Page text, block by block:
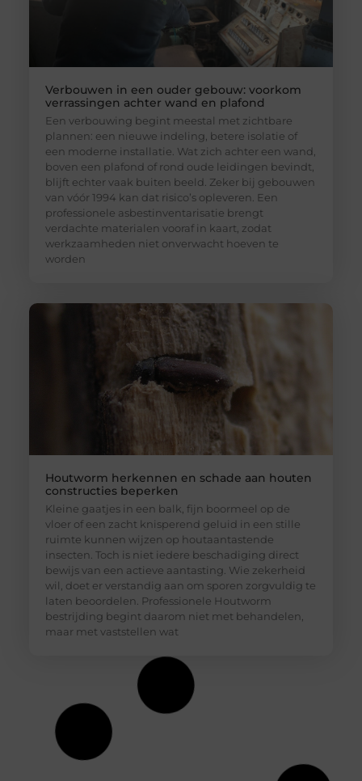
Verbouwen in een ouder gebouw: voorkom
verrassingen achter wand en plafond
Een verbouwing begint meestal met zichtbare
plannen: een nieuwe indeling, betere isolatie of
een moderne installatie. Wat zich achter een wand,
boven een plafond of rond oude leidingen bevindt,
blijft echter vaak buiten beeld. Zeker bij gebouwen
van vóór 1994 kan dat risico’s opleveren. Een
professionele asbestinventarisatie brengt
verdachte materialen vooraf in kaart, zodat
werkzaamheden niet onverwacht hoeven te
worden
Houtworm herkennen en schade aan houten
constructies beperken
Kleine gaatjes in een balk, fijn boormeel op de
vloer of een zacht knisperend geluid in een stille
ruimte kunnen wijzen op houtaantastende
insecten. Toch is niet iedere beschadiging direct
bewijs van een actieve aantasting. Wie zekerheid
wil, doet er verstandig aan om sporen zorgvuldig te
laten beoordelen. Professionele Houtworm
bestrijding begint daarom niet met behandelen,
maar met vaststellen wat